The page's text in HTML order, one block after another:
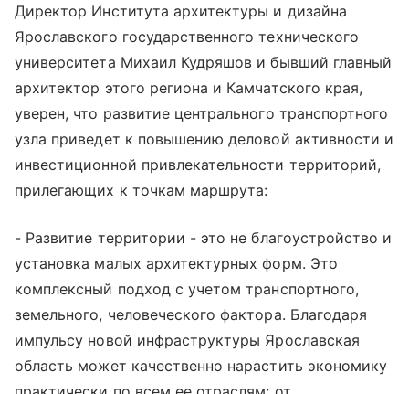
Директор Института архитектуры и дизайна
Ярославского государственного технического
университета Михаил Кудряшов и бывший главный
архитектор этого региона и Камчатского края,
уверен, что развитие центрального транспортного
узла приведет к повышению деловой активности и
инвестиционной привлекательности территорий,
прилегающих к точкам маршрута:
- Развитие территории - это не благоустройство и
установка малых архитектурных форм. Это
комплексный подход с учетом транспортного,
земельного, человеческого фактора. Благодаря
импульсу новой инфраструктуры Ярославская
область может качественно нарастить экономику